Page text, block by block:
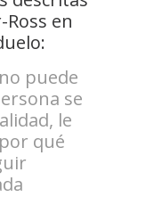
en
puede
se
le
qué